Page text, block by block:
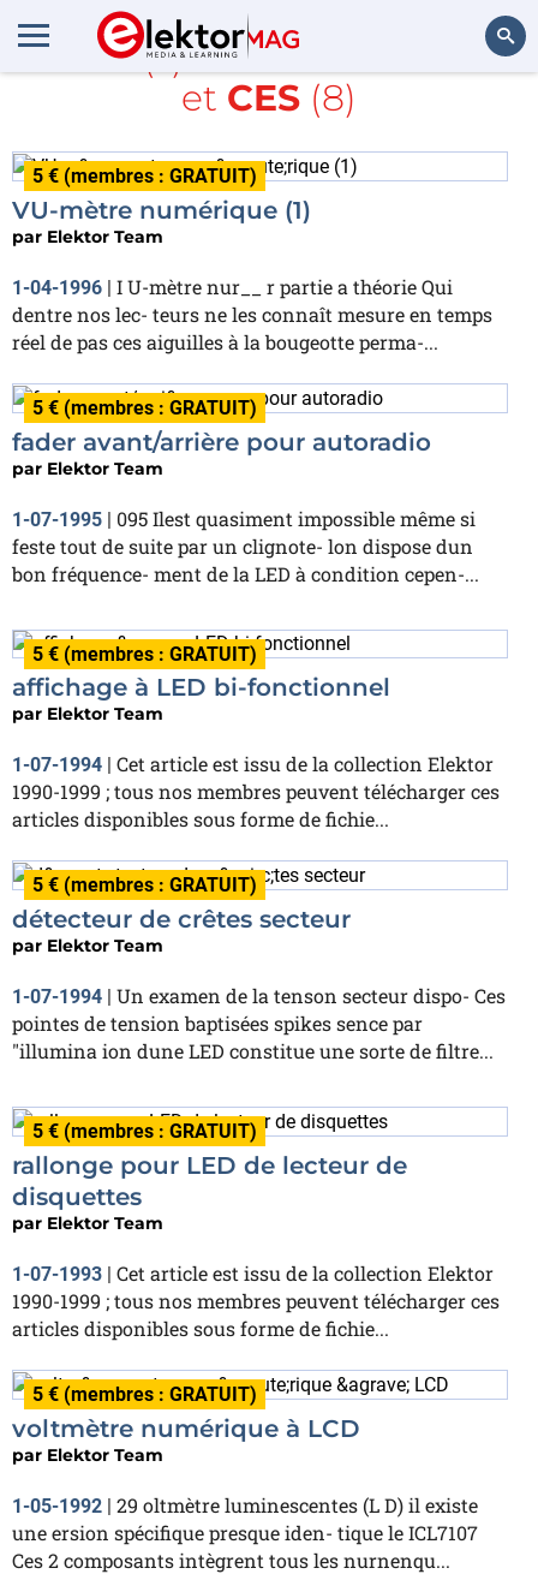
Article(s) avec la balise
LED
et CES (8)
5 € (membres : GRATUIT)
VU-mètre numérique (1)
par Elektor Team
1-04-1996 | I U-mètre nur__ r partie a théorie Qui
dentre nos lec- teurs ne les connaît mesure en temps
réel de pas ces aiguilles à la bougeotte perma-...
5 € (membres : GRATUIT)
fader avant/arrière pour autoradio
par Elektor Team
1-07-1995 | 095 Ilest quasiment impossible même si
feste tout de suite par un clignote- lon dispose dun
bon fréquence- ment de la LED à condition cepen-...
5 € (membres : GRATUIT)
affichage à LED bi-fonctionnel
par Elektor Team
1-07-1994
Cet article est issu de la collection Elektor
1990-1999 ; tous nos membres peuvent télécharger ces
articles disponibles sous forme de fichie...
5 € (membres : GRATUIT)
détecteur de crêtes secteur
par Elektor Team
1-07-1994 | Un examen de la tenson secteur dispo- Ces
pointes de tension baptisées spikes sence par
"illumina ion dune LED constitue une sorte de filtre...
5 € (membres : GRATUIT)
rallonge pour LED de lecteur de
disquettes
par Elektor Team
1-07-1993 | Cet article est issu de la collection Elektor
1990-1999 ; tous nos membres peuvent télécharger ces
articles disponibles sous forme de fichie...
5 € (membres : GRATUIT)
voltmètre numérique à LCD
par Elektor Team
1-05-1992 | 29 oltmètre luminescentes (L D) il existe
une ersion spécifique presque iden- tique le ICL7107
Ces 2 composants intègrent tous les nurnenqu...